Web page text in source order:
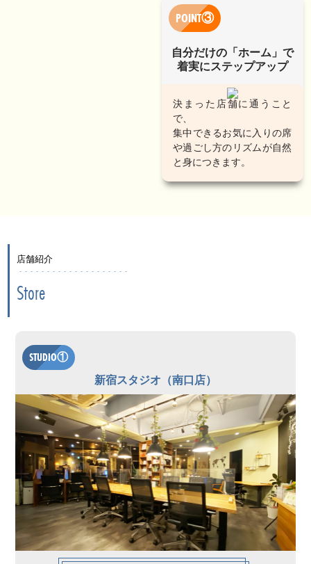
POINT③
自分だけの「ホーム」で
着実にステップアップ
決まった店舗に通うこと
で、
集中できるお気に入りの席
や過ごし方のリズムが自然
と身につきます。
店舗紹介
Store
STUDIO①
新宿スタジオ（南口店）